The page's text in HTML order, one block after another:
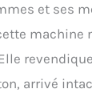
même
et ses
machine
arrivé